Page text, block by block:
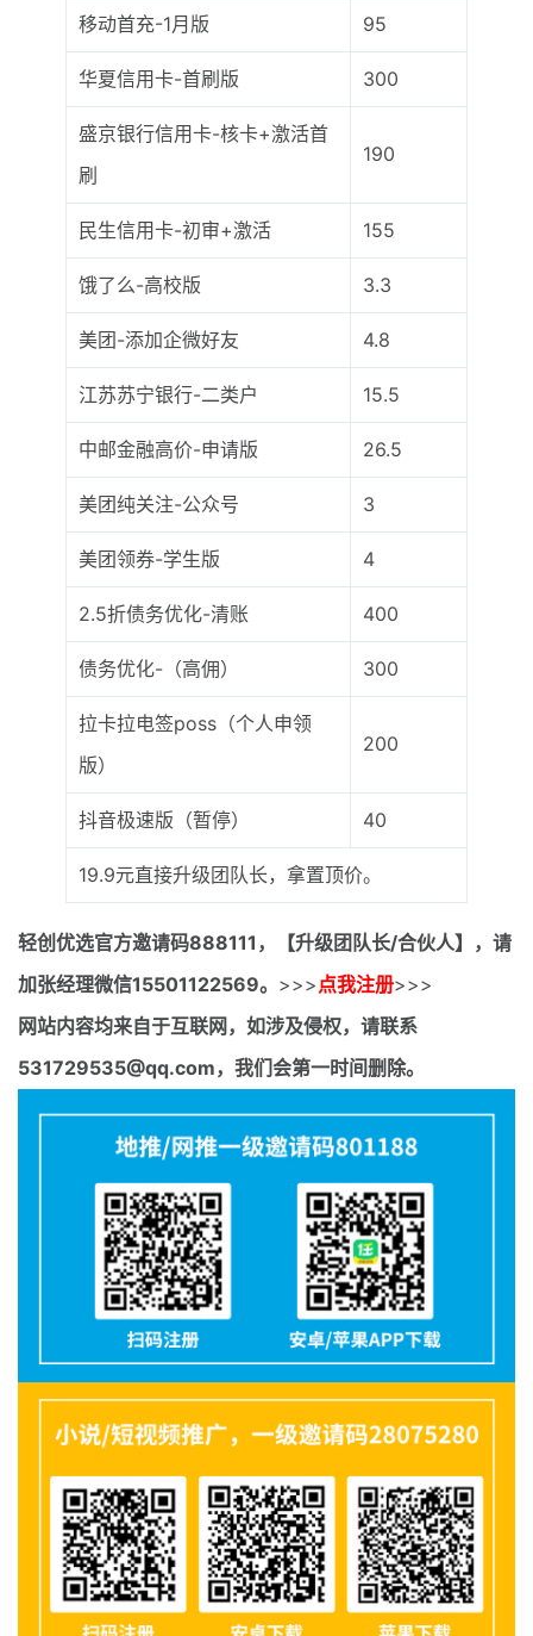
移动首充-1月版 95
华夏信用卡-首刷版 300
盛京银行信用卡-核卡+激活首
刷
190
民生信用卡-初审+激活 155
饿了么-高校版 3.3
美团-添加企微好友 4.8
江苏苏宁银行-二类户 15.5
中邮金融高价-申请版 26.5
美团纯关注-公众号 3
美团领券-学生版 4
2.5折债务优化-清账 400
债务优化-（高佣） 300
拉卡拉电签poss（个人申领
版）
200
抖音极速版（暂停） 40
19.9元直接升级团队长，拿置顶价。
轻创优选官方邀请码888111，【升级团队长/合伙人】，请
加张经理微信15501122569。 >>> 点我注册>>>
网站内容均来自于互联网，如涉及侵权，请联系
531729535@qq.com，我们会第一时间删除。